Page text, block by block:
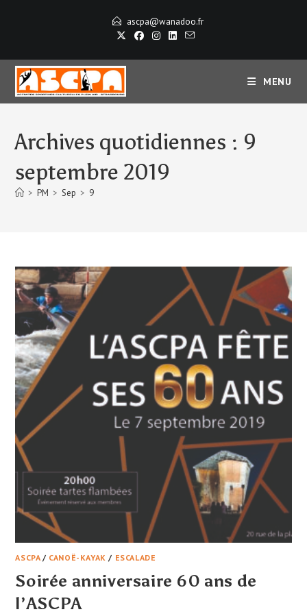
ascpa@wanadoo.fr
MENU
Archives quotidiennes : 9
septembre 2019
> PM > Sep > 9
ASCPA/ CANOË-KAYAK / ESCALADE
Soirée anniversaire 60 ans de
l’ASCPA